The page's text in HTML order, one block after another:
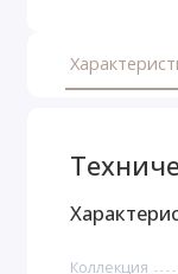
Коллекция